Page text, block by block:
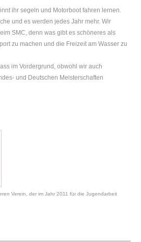
ihr segeln und Motorboot fahren lernen.
und es werden jedes Jahr mehr. Wir
SMC, denn was gibt es schöneres als
zu machen und die Freizeit am Wasser zu
im Vordergrund, obwohl wir auch
und Deutschen Meisterschaften
Verein, der im Jahr 2011 für die Jugendarbeit